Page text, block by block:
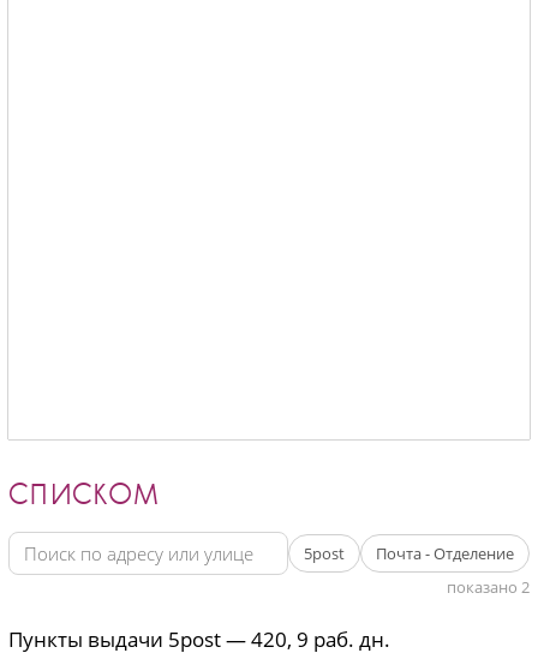
СПИСКОМ
5post
Почта - Отделение
показано 2
Пункты выдачи 5post — 420, 9 раб. дн.